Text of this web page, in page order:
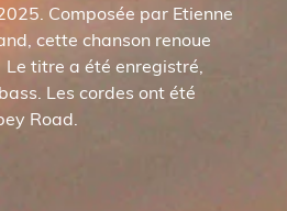
Composée par Etienne
cette chanson renoue
Le titre a été enregistré,
Les cordes ont été
Road.